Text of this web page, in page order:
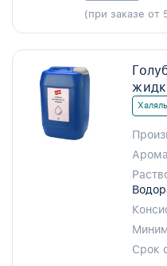
(при заказе от
Халяль
Срок